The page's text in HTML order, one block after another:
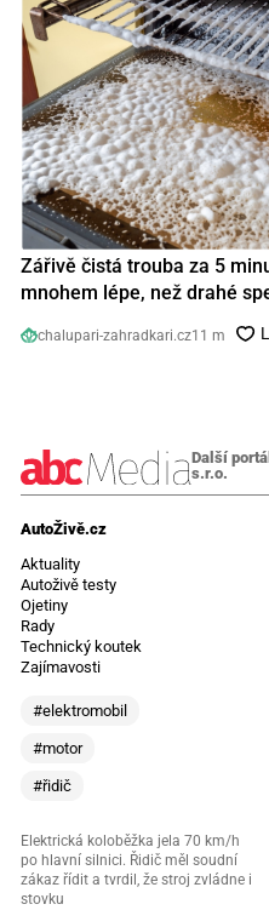
Zářivě čistá trouba za 5
mnohem lépe, než drahé
chalupari-zahradkari.cz11 m
Další
s.r.o.
AutoŽivě.cz
Aktuality
Autoživě testy
Ojetiny
Rady
Technický koutek
Zajímavosti
#elektromobil
#motor
#řidič
Elektrická koloběžka jela 70 km/h
po hlavní silnici. Řidič měl soudní
zákaz řídit a tvrdil, že stroj zvládne i
stovku